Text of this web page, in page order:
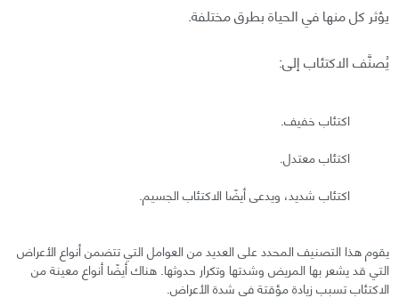
يؤثر كل منها في الحياة بطرق مختلفة.
يُصنَّف الاكتئاب إلى:
اكتئاب خفيف.
اكتئاب معتدل.
اكتئاب شديد، ويدعى أيضًا الاكتئاب الجسيم.
يقوم هذا التصنيف المحدد على العديد من العوامل التي تتضمن أنواع الأعراض
التي قد يشعر بها المريض وشدتها وتكرار حدوثها. هناك أيضًا أنواع معينة من
الاكتئاب تسبب زيادة مؤقتة في شدة الأعراض.